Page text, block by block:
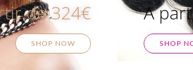
de 324€
SHOP NOW
A
SHOP